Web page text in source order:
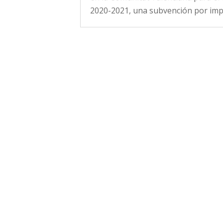
2020-2021, una subvención por